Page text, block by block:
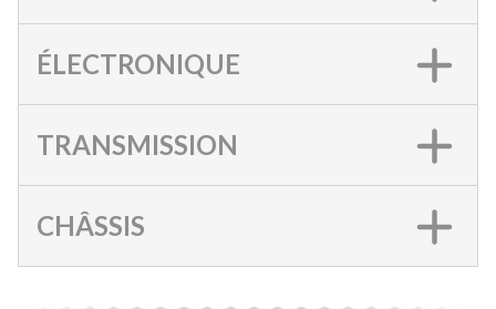
ÉLECTRONIQUE
TRANSMISSION
CHÂSSIS